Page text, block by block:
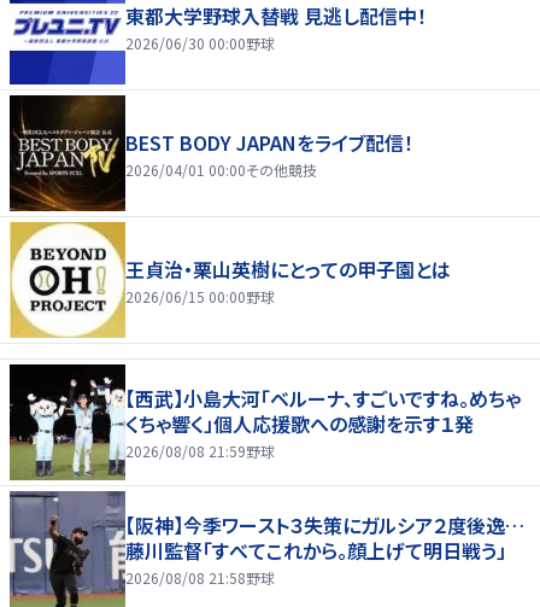
東都大学野球入替戦 見逃し配信中！
2026/06/30 00:00野球
BEST BODY JAPANをライブ配信！
2026/04/01 00:00その他競技
王貞治・栗山英樹にとっての甲子園とは
2026/06/15 00:00野球
【西武】小島大河「ベルーナ、すごいですね。めちゃ
くちゃ響く」個人応援歌への感謝を示す１発
2026/08/08 21:59野球
【阪神】今季ワースト３失策にガルシア２度後逸…
藤川監督「すべてこれから。顔上げて明日戦う」
2026/08/08 21:58野球